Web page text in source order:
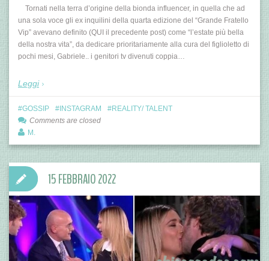
Tornati nella terra d’origine della bionda influencer, in quella che ad
una sola voce gli ex inquilini della quarta edizione del “Grande Fratello
Vip” avevano definito (QUI il precedente post) come “l’estate più bella
della nostra vita”, da dedicare prioritariamente alla cura del figlioletto di
pochi mesi, Gabriele.. i genitori tv divenuti coppia…
Leggi
GOSSIP INSTAGRAM
REALITY/ TALENT
Comments are closed
M.
15 FEBBRAIO 2022